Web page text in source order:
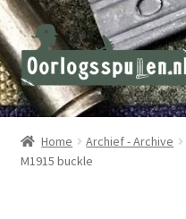
Skip
to
navigation
Skip
to
content
Winkel – Shop
Over ons – About us
Home Archief - Archive
M1915 buckle